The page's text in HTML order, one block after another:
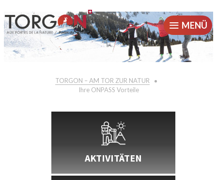
MENÜ
TORGON – AM TOR ZUR NATUR
Ihre ONPASS Vorteile
AKTIVITÄTEN